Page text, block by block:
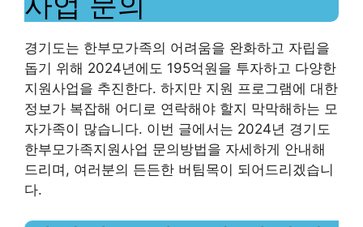
경기도는 한부모가족의 어려움을 완화하고 자립을
돕기 위해 2024년에도 195억원을 투자하고 다양한
지원사업을 추진한다. 하지만 지원 프로그램에 대한
정보가 복잡해 어디로 연락해야 할지 막막해하는 모
자가족이 많습니다. 이번 글에서는 2024년 경기도
한부모가족지원사업 문의방법을 자세하게 안내해
드리며, 여러분의 든든한 버팀목이 되어드리겠습니
다.